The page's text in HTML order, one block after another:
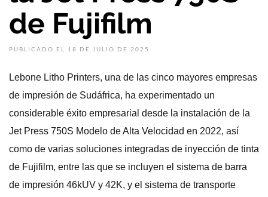
de Fujifilm
PUBLICADO EL 18 DE JULIO DE 2025
Lebone Litho Printers, una de las cinco mayores empresas
de impresión de Sudáfrica, ha experimentado un
considerable éxito empresarial desde la instalación de la
Jet Press 750S Modelo de Alta Velocidad en 2022, así
como de varias soluciones integradas de inyección de tinta
de Fujifilm, entre las que se incluyen el sistema de barra
de impresión 46kUV y 42K, y el sistema de transporte